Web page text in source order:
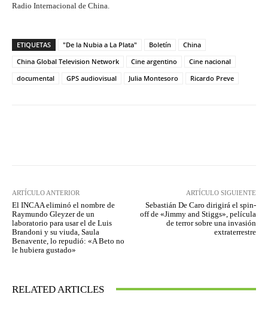
Radio Internacional de China.
ETIQUETAS "De la Nubia a La Plata" Boletín
China
China Global Television Network
Cine argentino
Cine nacional
documental
GPS audiovisual Julia Montesoro Ricardo Preve
ARTÍCULO ANTERIOR
El INCAA eliminó el nombre de
Raymundo Gleyzer de un
laboratorio para usar el de Luis
Brandoni y su viuda, Saula
Benavente, lo repudió: «A Beto no
le hubiera gustado»
ARTÍCULO SIGUIENTE
Sebastián De Caro dirigirá el spin-
off de «Jimmy and Stiggs», película
de terror sobre una invasión
extraterrestre
RELATED ARTICLES